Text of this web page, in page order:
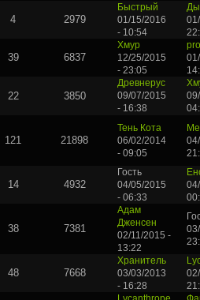
4 2979
Быстрый
01/15/2016
- 10:54
39 6837
Хмур
12/25/2015
- 23:05
22 3850
Древнерус
09/07/2015
- 16:38
121 21898
Тень Кота
06/02/2014
- 09:05
14 4932
Гость
04/05/2015
- 06:33
38 7381
Адам
Дженсен
02/11/2015 -
13:22
48 7668
Хранитель
03/03/2013
- 16:28
Lycanthrope